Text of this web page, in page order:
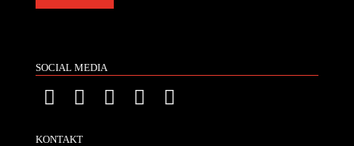
SOCIAL MEDIA
KONTAKT